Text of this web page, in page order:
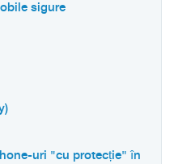
sigure
uri "cu protecție" în